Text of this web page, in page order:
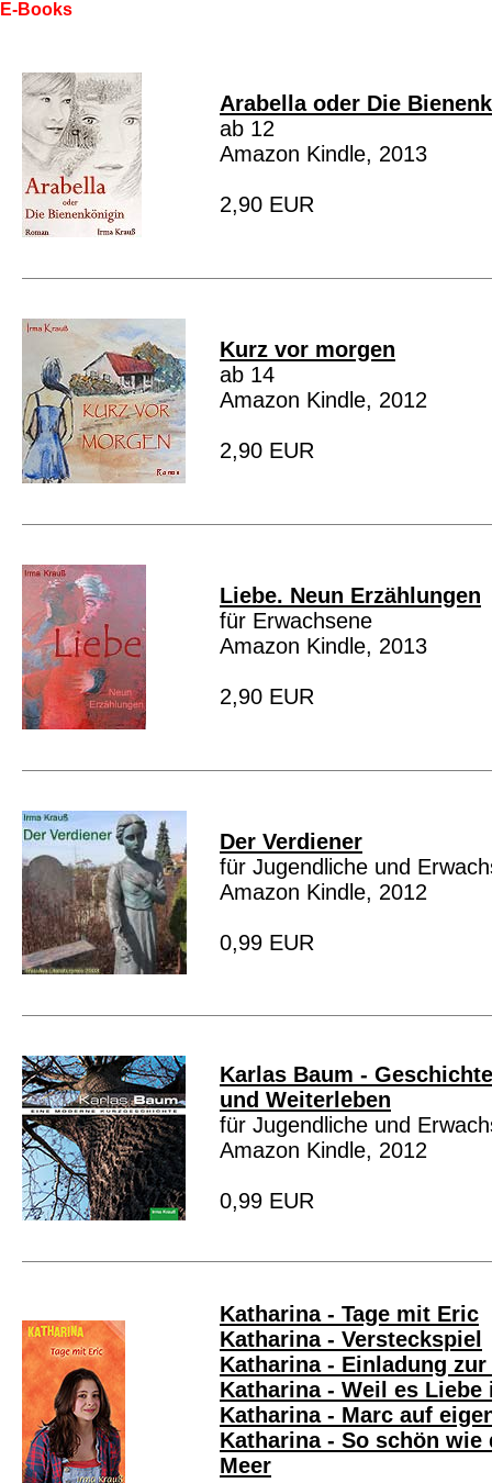
E-Books
Arabella oder Die
ab 12
Amazon Kindle, 2013
2,90 EUR
Kurz vor morgen
ab 14
Amazon Kindle, 2012
2,90 EUR
Liebe. Neun Erzählungen
für Erwachsene
Amazon Kindle, 2013
2,90 EUR
Der Verdiener
für Jugendliche und
Amazon Kindle, 2012
0,99 EUR
Karlas Baum -
und Weiterleben
für Jugendliche und
Amazon Kindle, 2012
0,99 EUR
Katharina - Tage mit Eric
Katharina - Versteckspiel
Katharina - Einladung zur
Katharina - Weil es Liebe
Katharina - Marc auf
Katharina - So schön wie
Meer